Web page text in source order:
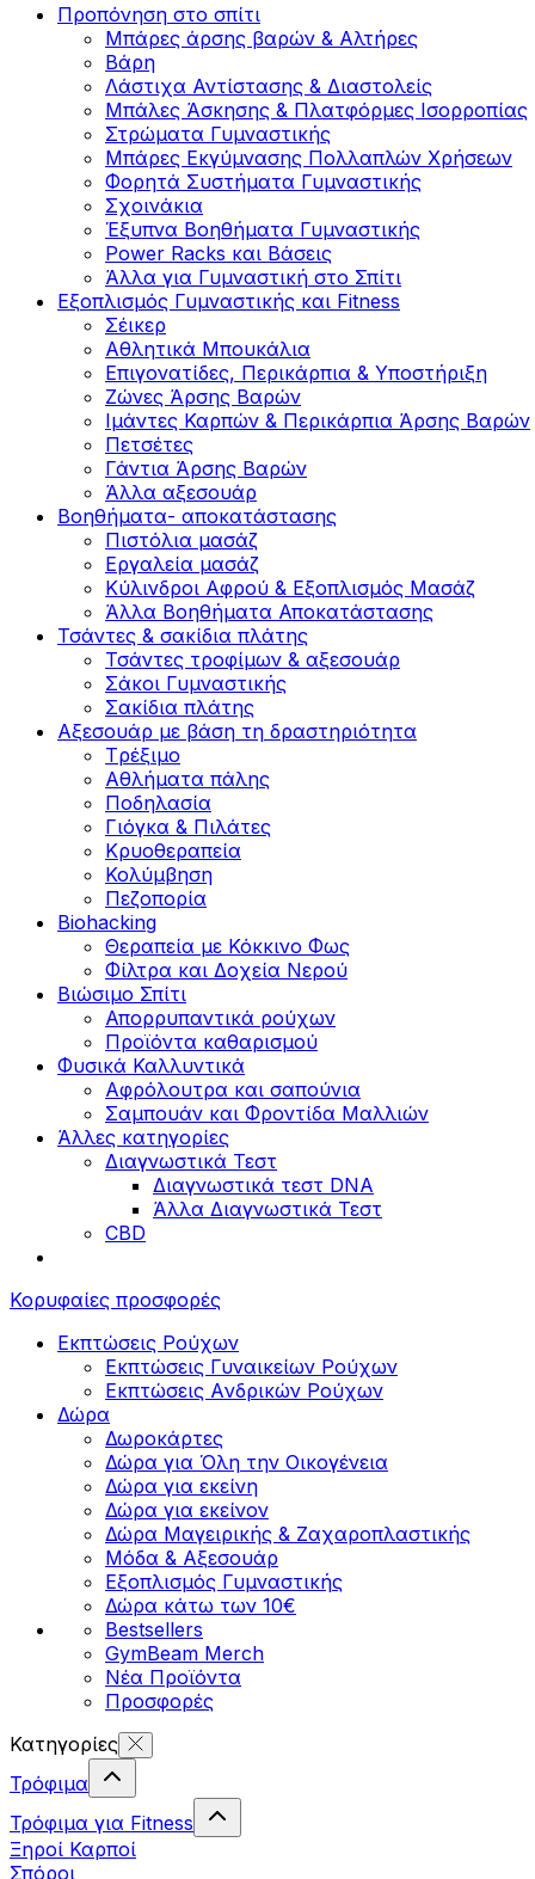
Προπόνηση στο σπίτι
Μπάρες άρσης βαρών & Αλτήρες
Βάρη
Λάστιχα Αντίστασης & Διαστολείς
Μπάλες Άσκησης & Πλατφόρμες Ισορροπίας
Στρώματα Γυμναστικής
Μπάρες Εκγύμνασης Πολλαπλών Χρήσεων
Φορητά Συστήματα Γυμναστικής
Σχοινάκια
Έξυπνα Βοηθήματα Γυμναστικής
Power Racks και Βάσεις
Άλλα για Γυμναστική στο Σπίτι
Εξοπλισμός Γυμναστικής και Fitness
Σέικερ
Αθλητικά Μπουκάλια
Επιγονατίδες, Περικάρπια & Υποστήριξη
Ζώνες Άρσης Βαρών
Ιμάντες Καρπών & Περικάρπια Άρσης Βαρών
Πετσέτες
Γάντια Άρσης Βαρών
Άλλα αξεσουάρ
Βοηθήματα- αποκατάστασης
Πιστόλια μασάζ
Εργαλεία μασάζ
Κύλινδροι Αφρού & Εξοπλισμός Μασάζ
Άλλα Βοηθήματα Αποκατάστασης
Τσάντες & σακίδια πλάτης
Τσάντες τροφίμων & αξεσουάρ
Σάκοι Γυμναστικής
Σακίδια πλάτης
Αξεσουάρ με βάση τη δραστηριότητα
Tρέξιμο
Αθλήματα πάλης
Ποδηλασία
Γιόγκα & Πιλάτες
Κρυοθεραπεία
Κολύμβηση
Πεζοπορία
Biohacking
Θεραπεία με Κόκκινο Φως
Φίλτρα και Δοχεία Νερού
Βιώσιμο Σπίτι
Απορρυπαντικά ρούχων
Προϊόντα καθαρισμού
Φυσικά Καλλυντικά
Αφρόλουτρα και σαπούνια
Σαμπουάν και Φροντίδα Μαλλιών
Άλλες κατηγορίες
Διαγνωστικά Τεστ
Διαγνωστικά τεστ DNA
Άλλα Διαγνωστικά Τεστ
CBD
Κορυφαίες προσφορές
Εκπτώσεις Ρούχων
Εκπτώσεις Γυναικείων Ρούχων
Εκπτώσεις Aνδρικών Ρούχων
Δώρα
Δωροκάρτες
Δώρα για Όλη την Οικογένεια
Δώρα για εκείνη
Δώρα για εκείνον
Δώρα Μαγειρικής & Ζαχαροπλαστικής
Μόδα & Αξεσουάρ
Εξοπλισμός Γυμναστικής
Δώρα κάτω των 10€
Bestsellers
GymBeam Merch
Νέα Προϊόντα
Προσφορές
Κατηγορίες
Τρόφιμα
Τρόφιμα για Fitness
Ξηροί Καρποί
Σπόροι